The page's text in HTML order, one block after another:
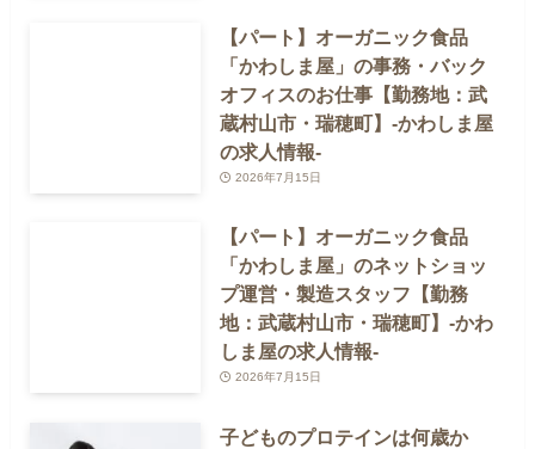
【パート】オーガニック食品
「かわしま屋」の事務・バック
オフィスのお仕事【勤務地：武
蔵村山市・瑞穂町】-かわしま屋
の求人情報-
2026年7月15日
【パート】オーガニック食品
「かわしま屋」のネットショッ
プ運営・製造スタッフ【勤務
地：武蔵村山市・瑞穂町】-かわ
しま屋の求人情報-
2026年7月15日
子どものプロテインは何歳か